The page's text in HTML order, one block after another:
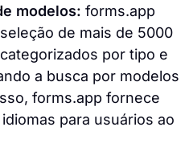
modelos: forms.app
de mais de 5000
por tipo e
a busca por modelos
forms.app fornece
para usuários ao